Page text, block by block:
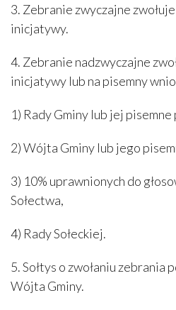
3. Zebranie zwyczajne zwołuje
inicjatywy.
4. Zebranie nadzwyczajne
inicjatywy lub na pisemny
1) Rady Gminy lub jej
2) Wójta Gminy lub jego
3) 10% uprawnionych do
Sołectwa,
4) Rady Sołeckiej.
5. Sołtys o zwołaniu zebrania
Wójta Gminy.